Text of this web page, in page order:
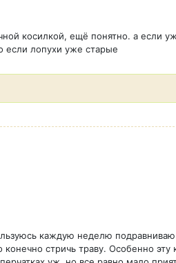
косилкой, ещё понятно. а если
если лопухи уже старые
каждую неделю подравниваю
стричь траву. Особенно эту